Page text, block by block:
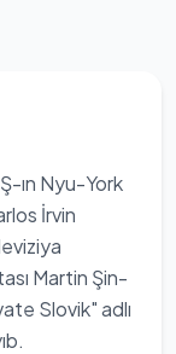
ın Nyu-York
İrvin
Martin Şin-
Slovik" adlı